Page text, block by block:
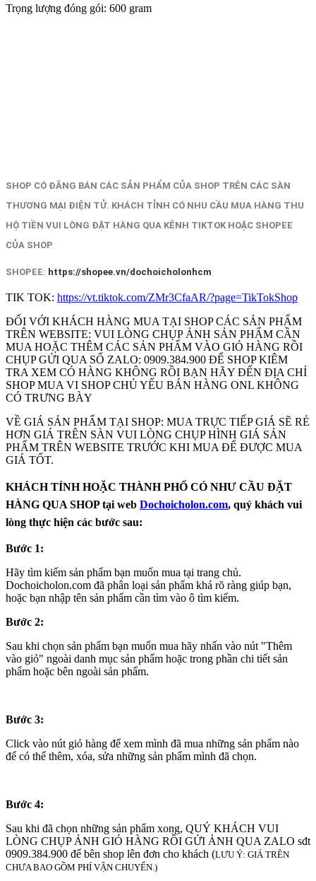
Trọng lượng đóng gói: 600 gram
SHOP CÓ ĐĂNG BÁN CÁC SẢN PHẨM CỦA SHOP TRÊN CÁC SÀN
THƯƠNG MẠI ĐIỆN TỬ. KHÁCH TỈNH CÓ NHU CẦU MUA HÀNG THU
HỘ TIỀN VUI LÒNG ĐẶT HÀNG QUA KÊNH TIKTOK HOẶC SHOPEE
CỦA SHOP
SHOPEE: https://shopee.vn/dochoicholonhcm
TIK TOK: https://vt.tiktok.com/ZMr3CfaAR/?page=TikTokShop
ĐỐI VỚI KHÁCH HÀNG MUA TẠI SHOP CÁC SẢN PHẨM
TRÊN WEBSITE: VUI LÒNG CHỤP ẢNH SẢN PHẨM CẦN
MUA HOẶC THÊM CÁC SẢN PHẨM VÀO GIỎ HÀNG RỒI
CHỤP GỬI QUA SỐ ZALO: 0909.384.900 ĐỂ SHOP KIÊM
TRA XEM CÓ HÀNG KHÔNG RỒI BẠN HÃY ĐẾN ĐỊA CHỈ
SHOP MUA VI SHOP CHỦ YẾU BÁN HÀNG ONL KHÔNG
CÓ TRƯNG BÀY
VỀ GIÁ SẢN PHẨM TẠI SHOP: MUA TRỰC TIẾP GIÁ SẼ RẺ
HƠN GIÁ TRÊN SÀN VUI LÒNG CHỤP HÌNH GIÁ SẢN
PHẨM TRÊN WEBSITE TRƯỚC KHI MUA ĐẾ ĐƯỢC MUA
GIÁ TỐT.
KHÁCH TỈNH HOẶC THÀNH PHỐ CÓ NHƯ CẦU ĐẶT
HÀNG QUA SHOP tại web Dochoicholon.com, quý khách vui
lòng thực hiện các bước sau:
Bước 1:
Hãy tìm kiếm sản phẩm bạn muốn mua tại trang chủ.
Dochoicholon.com đã phân loại sản phẩm khá rõ ràng giúp bạn,
hoặc bạn nhập tên sản phẩm cần tìm vào ô tìm kiếm.
Bước 2:
Sau khi chọn sản phẩm bạn muốn mua hãy nhấn vào nút "Thêm
vào giỏ" ngoài danh mục sản phẩm hoặc trong phần chi tiết sản
phẩm hoặc bên ngoài sản phẩm.
Bước 3:
Click vào nút giỏ hàng để xem mình đã mua những sản phẩm nào
để có thể thêm, xóa, sửa những sản phẩm mình đã chọn.
Bước 4:
Sau khi đã chọn những sản phẩm xong, QUÝ KHÁCH VUI
LÒNG CHỤP ẢNH GIỎ HÀNG RỒI GỬI ẢNH QUA ZALO sđt
0909.384.900 để bên shop lên đơn cho khách (LƯU Ý: GIÁ TRÊN
CHƯA BAO GỒM PHÍ VẬN CHUYỂN.)